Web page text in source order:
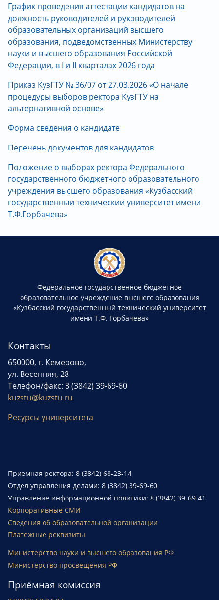
График проведения аттестации кандидатов на
должность руководителей и руководителей
образовательных организаций высшего
образования, подведомственных Министерству
науки и высшего образования Российской
Федерации, в I и II кварталах 2026 года
Приказ КузГТУ № 36/07 от 27.03.2026 «О начале
процедуры выборов ректора КузГТУ на
альтернативной основе»
Форма сведения о кандидате
Перечень документов для кандидатов
Положение о выборах ректора Федерального
государственного бюджетного образовательного
учреждения высшего образования «Кузбасский
государственный технический университет имени
Т.Ф.Горбачева»
Федеральное государственное бюджетное
образовательное учреждение высшего образования
«Кузбасский государственный технический университет
имени Т.Ф. Горбачева»
Контакты
650000, г. Кемерово,
ул. Весенняя, 28
Телефон/факс: 8 (3842) 39-69-60
kuzstu@kuzstu.ru
Ресурсы университета
Приемная ректора: 8 (3842) 68-23-14
Отдел управления делами: 8 (3842) 39-69-60
Управление информационной политики: 8 (3842) 39-69-41
Корпоративные СМИ
Сведения об образовательной организации
Платежные реквизиты
Министерство науки и высшего образования РФ
Министерство просвещения РФ
Приёмная комиссия